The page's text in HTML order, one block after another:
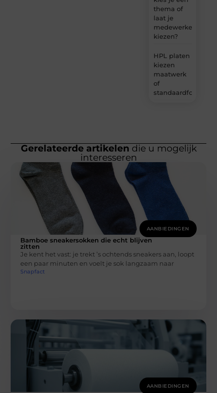
thema of
laat je
medewerkers
kiezen?
HPL platen
kiezen
maatwerk
of
standaardformaat
Gerelateerde artikelen die u mogelijk
interesseren
AANBIEDINGEN
Bamboe sneakersokken die echt blijven
zitten
Je kent het vast: je trekt ’s ochtends sneakers aan, loopt
een paar minuten en voelt je sok langzaam naar
Snapfact
AANBIEDINGEN